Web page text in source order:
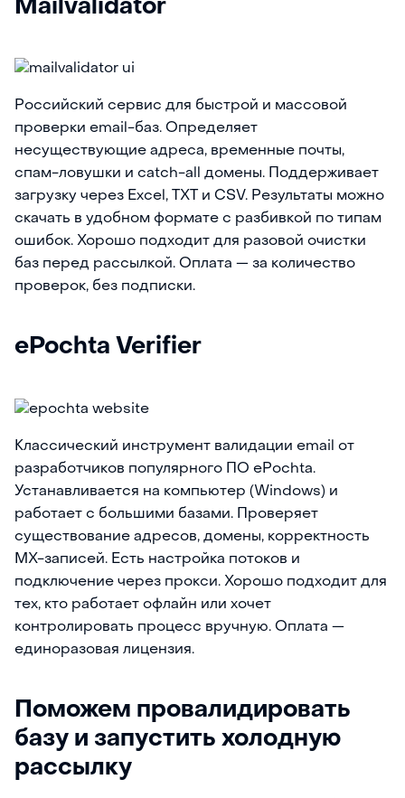
Mailvalidator
Российский сервис для быстрой и массовой
проверки email-баз. Определяет
несуществующие адреса, временные почты,
спам-ловушки и catch-all домены. Поддерживает
загрузку через Excel, TXT и CSV. Результаты можно
скачать в удобном формате с разбивкой по типам
ошибок. Хорошо подходит для разовой очистки
баз перед рассылкой. Оплата — за количество
проверок, без подписки.
ePochta Verifier
Классический инструмент валидации email от
разработчиков популярного ПО ePochta.
Устанавливается на компьютер (Windows) и
работает с большими базами. Проверяет
существование адресов, домены, корректность
MX-записей. Есть настройка потоков и
подключение через прокси. Хорошо подходит для
тех, кто работает офлайн или хочет
контролировать процесс вручную. Оплата —
единоразовая лицензия.
Поможем провалидировать
базу и запустить холодную
рассылку